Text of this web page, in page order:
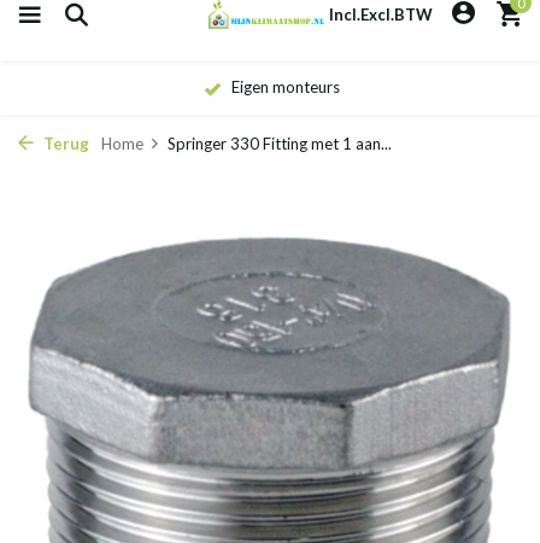
Incl.Excl.BTW
Eigen monteurs
Terug Home Springer 330 Fitting met 1 aan...